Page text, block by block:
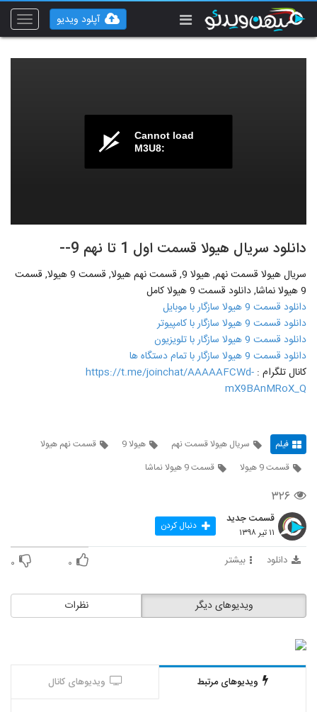
Toggle
آپلود ویدیو
Cannot load
M3U8:
دانلود سریال هیولا قسمت اول 1 تا نهم 9--
سریال هیولا قسمت نهم, هیولا 9, قسمت نهم هیولا, قسمت 9 هیولا, قسمت
9 هیولا نماشا, دانلود قسمت 9 هیولا کامل
دانلود قسمت 9 هیولا سازگار با موبایل
دانلود قسمت 9 هیولا سازگار با کامپیوتر
دانلود قسمت 9 هیولا سازگار با تلویزیون
دانلود قسمت 9 هیولا سازگار با تمام دستگاه ها
کانال تلگرام : https://t.me/joinchat/AAAAAFCWd-
mX9BAnMRoX_Q
فیلم سریال هیولا قسمت نهم هیولا 9
قسمت نهم هیولا
قسمت 9 هیولا
قسمت 9 هیولا نماشا
۳۲۶
قسمت جدید
۱۱ تیر ۱۳۹۸ دنبال کردن
دانلود بیشتر ۰ ۰
نظرات ویدیوهای دیگر
ویدیوهای مرتبط ویدیوهای کانال